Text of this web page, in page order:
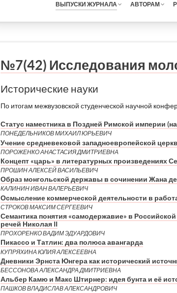
ВЫПУСКИ ЖУРНАЛА АВТОРАМ
№7(42) Исследования
Исторические науки
По итогам межвузовской студенческой научной
Статус наместника в Поздней Римской империи
ПОНЕДЕЛЬНИКОВ МИХАИЛ ЮРЬЕВИЧ
Учение средневековой западноевропейской
ПОРОЖЕНКО АНАСТАСИЯ ДМИТРИЕВНА
Концепт «царь» в литературных произведениях
ПРОШИН АЛЕКСЕЙ ВАСИЛЬЕВИЧ
Образ монгольской державы в сочинении Жана
КАЛИНИН ИВАН ВАЛЕРЬЕВИЧ
Осмысление коммерческой деятельности в
СТРОКОВ МАКСИМ СЕРГЕЕВИЧ
Семантика понятия «самодержавие» в
речей Николая II
ПРОХОРЕНКО ВАДИМ ЭДУАРДОВИЧ
Пикассо и Татлин: два полюса авангарда
КУПРЯХИНА ЮЛИЯ АЛЕКСЕЕВНА
Дневники Эрнста Юнгера как исторический
БЕССОНОВА АЛЕКСАНДРА ДМИТРИЕВНА
Альбер Камю и Макс Штирнер: идея бунта и её
ПАШКОВ ВЛАДИСЛАВ АЛЕКСАНДРОВИЧ